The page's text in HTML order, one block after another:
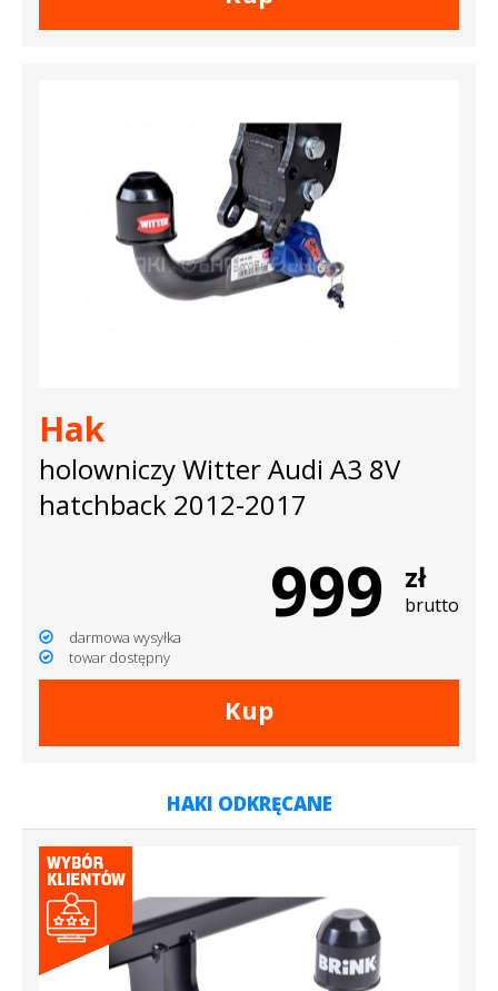
Hak
holowniczy Witter Audi A3 8V
hatchback 2012-2017
999 zł
brutto
darmowa wysyłka
towar dostępny
Kup
HAKI ODKRĘCANE